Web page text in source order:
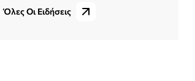
Όλες Οι Ειδήσεις